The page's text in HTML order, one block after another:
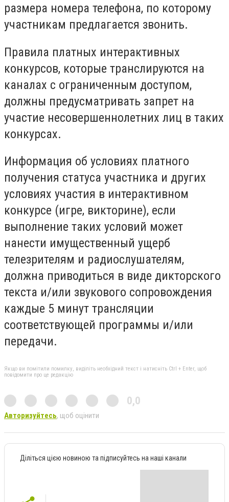
размера номера телефона, по которому
участникам предлагается звонить.
Правила платных интерактивных
конкурсов, которые транслируются на
каналах с ограниченным доступом,
должны предусматривать запрет на
участие несовершеннолетних лиц в таких
конкурсах.
Информация об условиях платного
получения статуса участника и других
условиях участия в интерактивном
конкурсе (игре, викторине), если
выполнение таких условий может
нанести имущественный ущерб
телезрителям и радиослушателям,
должна приводиться в виде дикторского
текста и/или звукового сопровождения
каждые 5 минут трансляции
соответствующей программы и/или
передачи.
Якщо ви помітили помилку, виділіть необхідний текст і натисніть Ctrl + Enter, щоб
повідомити про це редакцію
0,0
Авторизуйтесь, щоб оцінити
Діліться цією новиною та підписуйтесь на наші канали